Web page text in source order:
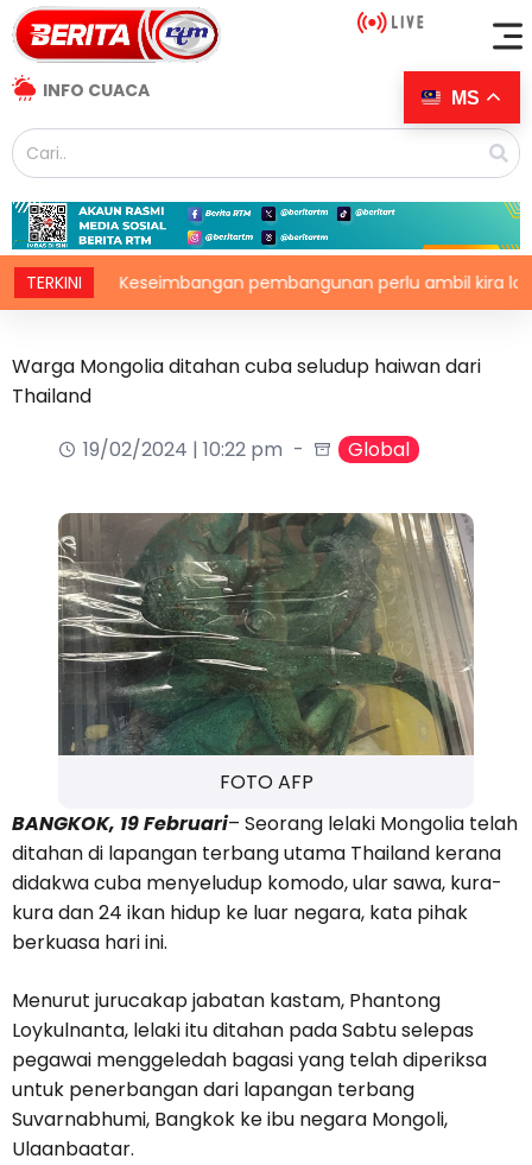
INFO CUACA
TERKINIKeseimbangan pembangunan perlu ambil kira lokasi
Warga Mongolia ditahan cuba seludup haiwan dari
Thailand
19/02/2024 | 10:22 pm
Global
FOTO AFP
BANGKOK, 19 Februari– Seorang lelaki Mongolia telah
ditahan di lapangan terbang utama Thailand kerana
didakwa cuba menyeludup komodo, ular sawa, kura-
kura dan 24 ikan hidup ke luar negara, kata pihak
berkuasa hari ini.
Menurut jurucakap jabatan kastam, Phantong
Loykulnanta, lelaki itu ditahan pada Sabtu selepas
pegawai menggeledah bagasi yang telah diperiksa
untuk penerbangan dari lapangan terbang
Suvarnabhumi, Bangkok ke ibu negara Mongoli,
Ulaanbaatar.
MS